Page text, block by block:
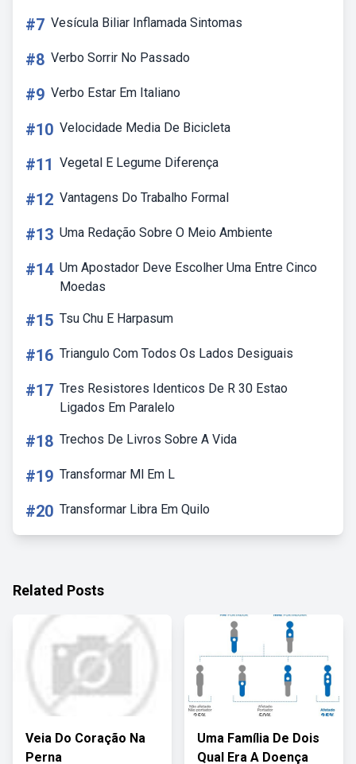
#7 Vesícula Biliar Inflamada Sintomas
#8 Verbo Sorrir No Passado
#9 Verbo Estar Em Italiano
#10 Velocidade Media De Bicicleta
#11 Vegetal E Legume Diferença
#12 Vantagens Do Trabalho Formal
#13 Uma Redação Sobre O Meio Ambiente
#14 Um Apostador Deve Escolher Uma Entre Cinco
Moedas
#15 Tsu Chu E Harpasum
#16 Triangulo Com Todos Os Lados Desiguais
#17 Tres Resistores Identicos De R 30 Estao
Ligados Em Paralelo
#18 Trechos De Livros Sobre A Vida
#19 Transformar Ml Em L
#20 Transformar Libra Em Quilo
Related Posts
Veia Do Coração Na
Perna
Uma Família De Dois
Qual Era A Doença